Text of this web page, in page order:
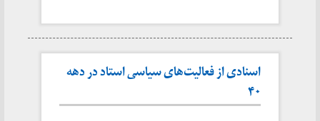
اسنادی از فعالیت‌های سیاسی استاد در دهه
۴۰